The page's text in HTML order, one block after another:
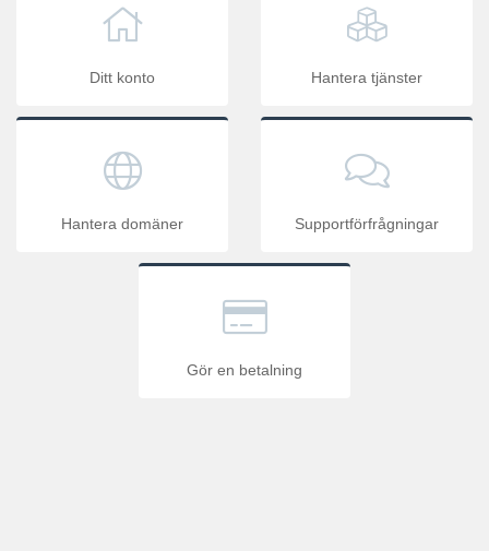
Ditt konto Hantera tjänster
Hantera domäner Supportförfrågningar
Gör en betalning